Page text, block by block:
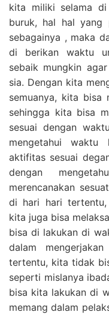
kita miliki selama
buruk, hal hal yang
sebagainya , maka
di berikan waktu
sebaik mungkin
sia. Dengan kita
semuanya, kita
sehingga kita bisa
sesuai dengan
mengetahui waktu
aktifitas sesuai
dengan
merencanakan
di hari hari tertentu,
kita juga bisa
bisa di lakukan di
dalam
tertentu, kita tidak
seperti mislanya
bisa kita lakukan di
memang dalam